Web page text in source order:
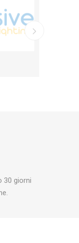
30 giorni